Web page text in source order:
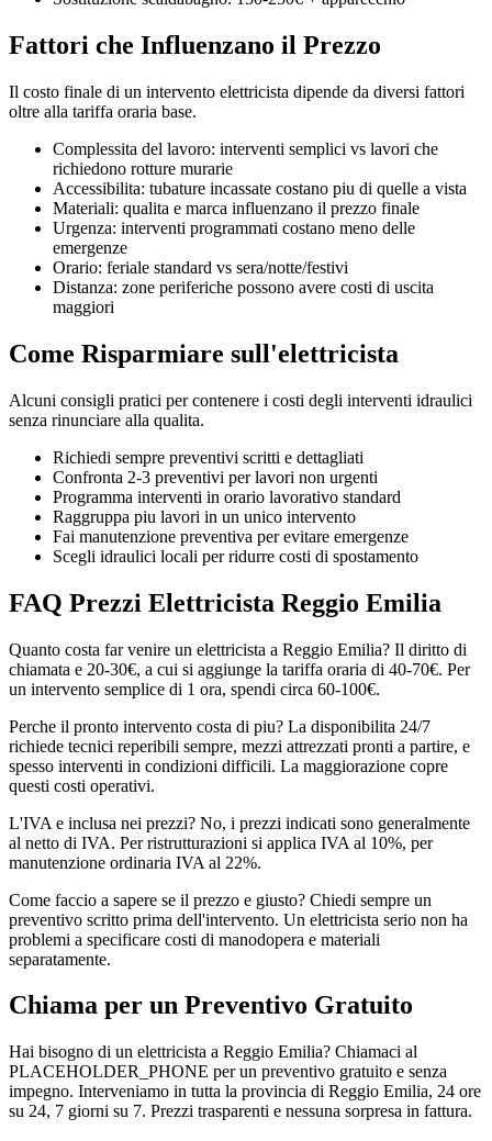
Fattori che Influenzano il Prezzo
Il costo finale di un intervento elettricista dipende da diversi fattori
oltre alla tariffa oraria base.
Complessita del lavoro: interventi semplici vs lavori che
richiedono rotture murarie
Accessibilita: tubature incassate costano piu di quelle a vista
Materiali: qualita e marca influenzano il prezzo finale
Urgenza: interventi programmati costano meno delle
emergenze
Orario: feriale standard vs sera/notte/festivi
Distanza: zone periferiche possono avere costi di uscita
maggiori
Come Risparmiare sull'elettricista
Alcuni consigli pratici per contenere i costi degli interventi idraulici
senza rinunciare alla qualita.
Richiedi sempre preventivi scritti e dettagliati
Confronta 2-3 preventivi per lavori non urgenti
Programma interventi in orario lavorativo standard
Raggruppa piu lavori in un unico intervento
Fai manutenzione preventiva per evitare emergenze
Scegli idraulici locali per ridurre costi di spostamento
FAQ Prezzi Elettricista Reggio Emilia
Quanto costa far venire un elettricista a Reggio Emilia? Il diritto di
chiamata e 20-30€, a cui si aggiunge la tariffa oraria di 40-70€. Per
un intervento semplice di 1 ora, spendi circa 60-100€.
Perche il pronto intervento costa di piu? La disponibilita 24/7
richiede tecnici reperibili sempre, mezzi attrezzati pronti a partire, e
spesso interventi in condizioni difficili. La maggiorazione copre
questi costi operativi.
L'IVA e inclusa nei prezzi? No, i prezzi indicati sono generalmente
al netto di IVA. Per ristrutturazioni si applica IVA al 10%, per
manutenzione ordinaria IVA al 22%.
Come faccio a sapere se il prezzo e giusto? Chiedi sempre un
preventivo scritto prima dell'intervento. Un elettricista serio non ha
problemi a specificare costi di manodopera e materiali
separatamente.
Chiama per un Preventivo Gratuito
Hai bisogno di un elettricista a Reggio Emilia? Chiamaci al
PLACEHOLDER_PHONE per un preventivo gratuito e senza
impegno. Interveniamo in tutta la provincia di Reggio Emilia, 24 ore
su 24, 7 giorni su 7. Prezzi trasparenti e nessuna sorpresa in fattura.